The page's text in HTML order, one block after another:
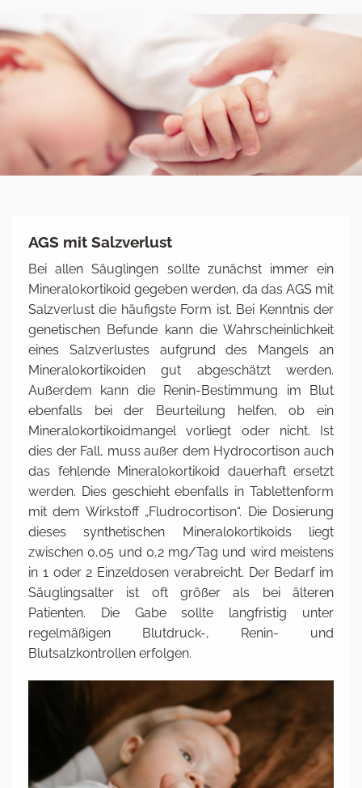
AGS mit Salzverlust
Bei allen Säuglingen sollte zunächst immer ein
Mineralokortikoid gegeben werden, da das AGS mit
Salzverlust die häufigste Form ist. Bei Kenntnis der
genetischen Befunde kann die Wahrscheinlichkeit
eines Salzverlustes aufgrund des Mangels an
Mineralokortikoiden gut abgeschätzt werden.
Außerdem kann die Renin-Bestimmung im Blut
ebenfalls bei der Beurteilung helfen, ob ein
Mineralokortikoidmangel vorliegt oder nicht. Ist
dies der Fall, muss außer dem Hydrocortison auch
das fehlende Mineralokortikoid dauerhaft ersetzt
werden. Dies geschieht ebenfalls in Tablettenform
mit dem Wirkstoff „Fludrocortison“. Die Dosierung
dieses synthetischen Mineralokortikoids liegt
zwischen 0,05 und 0,2 mg/Tag und wird meistens
in 1 oder 2 Einzeldosen verabreicht. Der Bedarf im
Säuglingsalter ist oft größer als bei älteren
Patienten. Die Gabe sollte langfristig unter
regelmäßigen Blutdruck-, Renin- und
Blutsalzkontrollen erfolgen.